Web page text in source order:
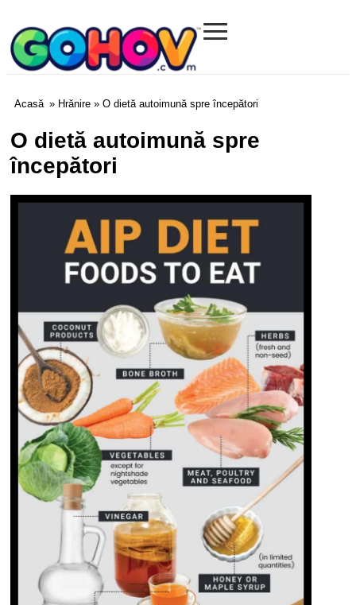
Gohov.com
≡
Acasă » Hrănire » O dietă autoimună spre începători
O dietă autoimună spre
începători